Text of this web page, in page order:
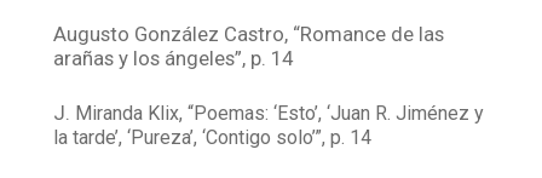
Augusto González Castro, “Romance de las
arañas y los ángeles”, p. 14
J. Miranda Klix, “Poemas: ‘Esto’, ‘Juan R. Jiménez y
la tarde’, ‘Pureza’, ‘Contigo solo’”, p. 14